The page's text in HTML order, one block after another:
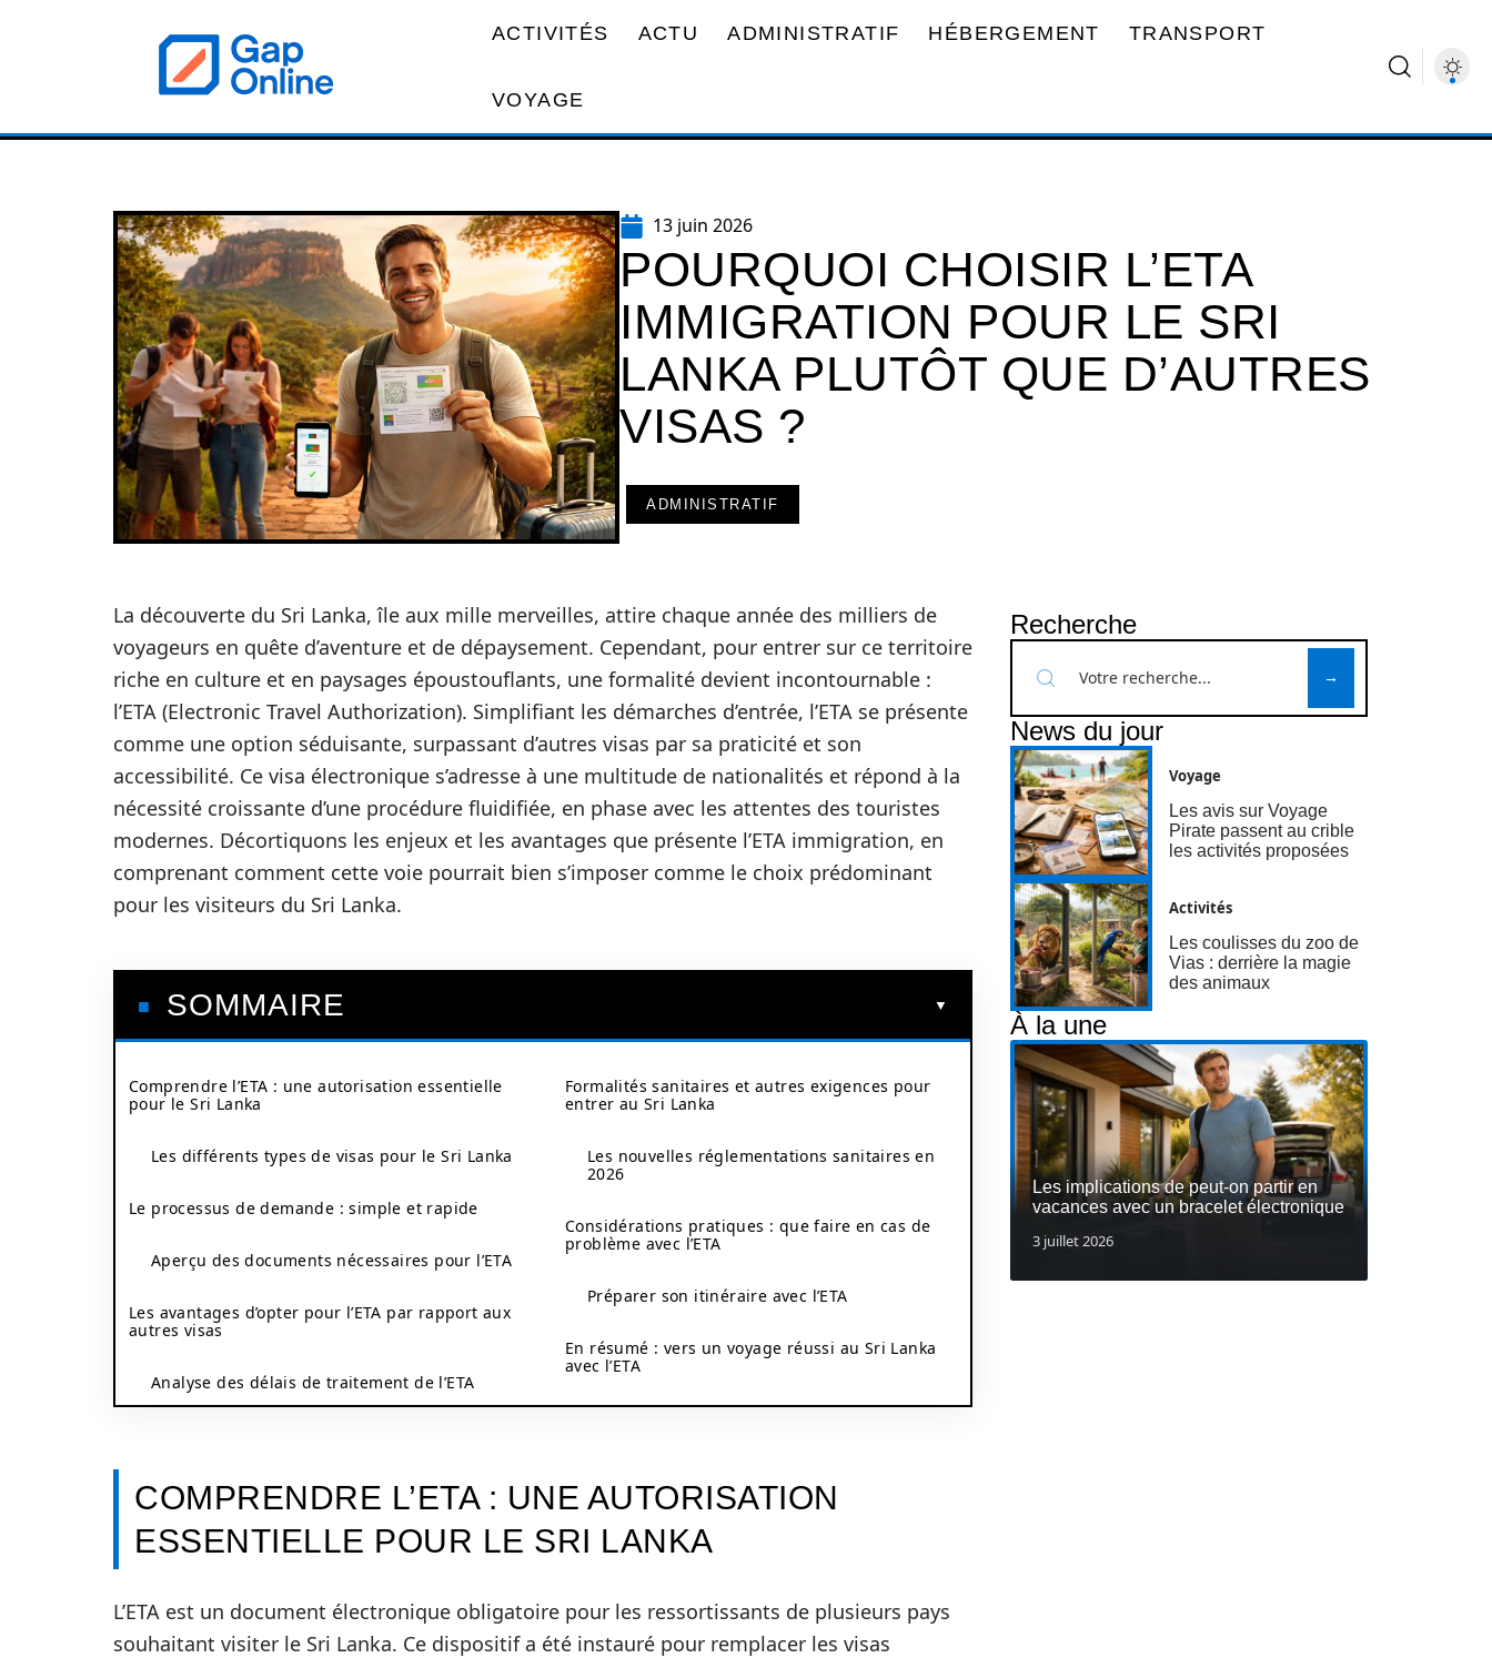
ACTIVITÉS ACTU ADMINISTRATIF HÉBERGEMENT TRANSPORT
VOYAGE
13 juin 2026
POURQUOI CHOISIR L’ETA
IMMIGRATION POUR LE SRI
LANKA PLUTÔT QUE D’AUTRES
VISAS ?
ADMINISTRATIF
La découverte du Sri Lanka, île aux mille merveilles, attire chaque année des milliers de
voyageurs en quête d’aventure et de dépaysement. Cependant, pour entrer sur ce territoire
riche en culture et en paysages époustouflants, une formalité devient incontournable :
l’ETA (Electronic Travel Authorization). Simplifiant les démarches d’entrée, l’ETA se présente
comme une option séduisante, surpassant d’autres visas par sa praticité et son
accessibilité. Ce visa électronique s’adresse à une multitude de nationalités et répond à la
nécessité croissante d’une procédure fluidifiée, en phase avec les attentes des touristes
modernes. Décortiquons les enjeux et les avantages que présente l’ETA immigration, en
comprenant comment cette voie pourrait bien s’imposer comme le choix prédominant
pour les visiteurs du Sri Lanka.
SOMMAIRE
Comprendre l’ETA : une autorisation essentielle
pour le Sri Lanka
Les différents types de visas pour le Sri Lanka
Le processus de demande : simple et rapide
Aperçu des documents nécessaires pour l’ETA
Les avantages d’opter pour l’ETA par rapport aux
autres visas
Analyse des délais de traitement de l’ETA
Formalités sanitaires et autres exigences pour
entrer au Sri Lanka
Les nouvelles réglementations sanitaires en
2026
Considérations pratiques : que faire en cas de
problème avec l’ETA
Préparer son itinéraire avec l’ETA
En résumé : vers un voyage réussi au Sri Lanka
avec l’ETA
COMPRENDRE L’ETA : UNE AUTORISATION
ESSENTIELLE POUR LE SRI LANKA
L’ETA est un document électronique obligatoire pour les ressortissants de plusieurs pays
souhaitant visiter le Sri Lanka. Ce dispositif a été instauré pour remplacer les visas
Recherche
News du jour
Voyage
Les avis sur Voyage
Pirate passent au crible
les activités proposées
Activités
Les coulisses du zoo de
Vias : derrière la magie
des animaux
À la une
Les implications de peut-on partir en
vacances avec un bracelet électronique
3 juillet 2026